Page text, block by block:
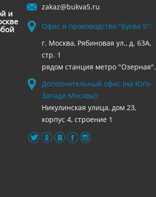
и
zakaz@bukva5.ru
Офис и производство "Буква 5":
г. Москва, Рябиновая ул., д. 63А,
стр. 1
рядом станция метро "Озерная".
Дополнительный офис (на Юго-
Западе Москвы):
Никулинская улица, дом 23,
корпус 4, строение 1